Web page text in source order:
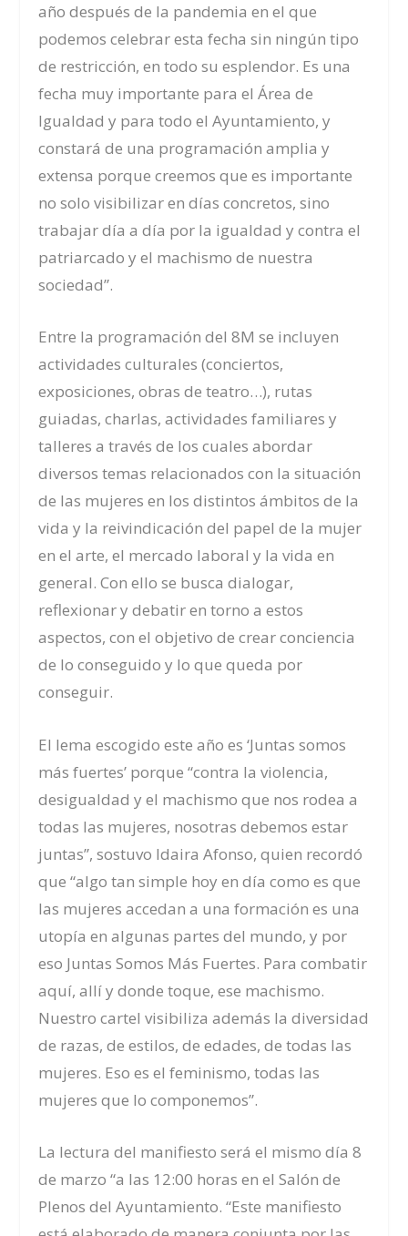
año después de la pandemia en el que
podemos celebrar esta fecha sin ningún tipo
de restricción, en todo su esplendor. Es una
fecha muy importante para el Área de
Igualdad y para todo el Ayuntamiento, y
constará de una programación amplia y
extensa porque creemos que es importante
no solo visibilizar en días concretos, sino
trabajar día a día por la igualdad y contra el
patriarcado y el machismo de nuestra
sociedad”.
Entre la programación del 8M se incluyen
actividades culturales (conciertos,
exposiciones, obras de teatro…), rutas
guiadas, charlas, actividades familiares y
talleres a través de los cuales abordar
diversos temas relacionados con la situación
de las mujeres en los distintos ámbitos de la
vida y la reivindicación del papel de la mujer
en el arte, el mercado laboral y la vida en
general. Con ello se busca dialogar,
reflexionar y debatir en torno a estos
aspectos, con el objetivo de crear conciencia
de lo conseguido y lo que queda por
conseguir.
El lema escogido este año es ‘Juntas somos
más fuertes’ porque “contra la violencia,
desigualdad y el machismo que nos rodea a
todas las mujeres, nosotras debemos estar
juntas”, sostuvo Idaira Afonso, quien recordó
que “algo tan simple hoy en día como es que
las mujeres accedan a una formación es una
utopía en algunas partes del mundo, y por
eso Juntas Somos Más Fuertes. Para combatir
aquí, allí y donde toque, ese machismo.
Nuestro cartel visibiliza además la diversidad
de razas, de estilos, de edades, de todas las
mujeres. Eso es el feminismo, todas las
mujeres que lo componemos”.
La lectura del manifiesto será el mismo día 8
de marzo “a las 12:00 horas en el Salón de
Plenos del Ayuntamiento. “Este manifiesto